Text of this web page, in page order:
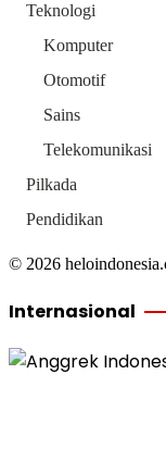
Teknologi
Komputer
Otomotif
Sains
Telekomunikasi
Pilkada
Pendidikan
© 2026
Internasional